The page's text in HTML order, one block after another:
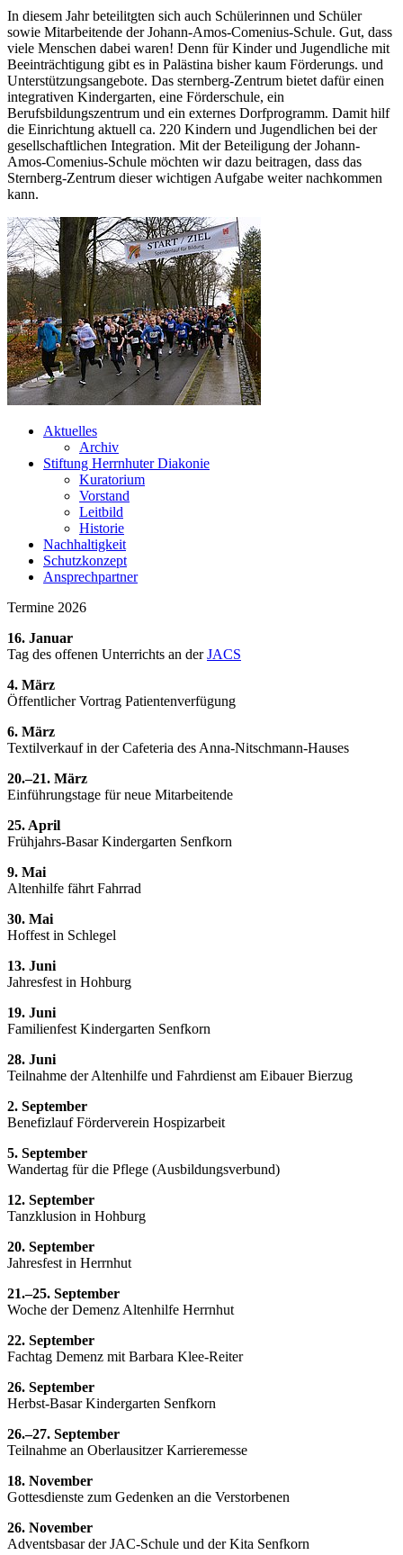
In diesem Jahr beteilitgten sich auch Schülerinnen und Schüler
sowie Mitarbeitende der Johann-Amos-Comenius-Schule. Gut, dass
viele Menschen dabei waren! Denn für Kinder und Jugendliche mit
Beeinträchtigung gibt es in Palästina bisher kaum Förderungs. und
Unterstützungsangebote. Das sternberg-Zentrum bietet dafür einen
integrativen Kindergarten, eine Förderschule, ein
Berufsbildungszentrum und ein externes Dorfprogramm. Damit hilf
die Einrichtung aktuell ca. 220 Kindern und Jugendlichen bei der
gesellschaftlichen Integration. Mit der Beteiligung der Johann-
Amos-Comenius-Schule möchten wir dazu beitragen, dass das
Sternberg-Zentrum dieser wichtigen Aufgabe weiter nachkommen
kann.
Aktuelles
Archiv
Stiftung Herrnhuter Diakonie
Kuratorium
Vorstand
Leitbild
Historie
Nachhaltigkeit
Schutzkonzept
Ansprechpartner
Termine 2026
16. Januar
Tag des offenen Unterrichts an derJACS
4. März
Öffentlicher Vortrag Patientenverfügung
6. März
Textilverkauf in der Cafeteria des Anna-Nitschmann-Hauses
20.–21. März
Einführungstage für neue Mitarbeitende
25. April
Frühjahrs-Basar Kindergarten Senfkorn
9. Mai
Altenhilfe fährt Fahrrad
30. Mai
Hoffest in Schlegel
13. Juni
Jahresfest in Hohburg
19. Juni
Familienfest Kindergarten Senfkorn
28. Juni
Teilnahme der Altenhilfe und Fahrdienst am Eibauer Bierzug
2. September
Benefizlauf Förderverein Hospizarbeit
5. September
Wandertag für die Pflege (Ausbildungsverbund)
12. September
Tanzklusion in Hohburg
20. September
Jahresfest in Herrnhut
21.–25. September
Woche der Demenz Altenhilfe Herrnhut
22. September
Fachtag Demenz mit Barbara Klee-Reiter
26. September
Herbst-Basar Kindergarten Senfkorn
26.–27. September
Teilnahme an Oberlausitzer Karrieremesse
18. November
Gottesdienste zum Gedenken an die Verstorbenen
26. November
Adventsbasar der JAC-Schule und der Kita Senfkorn